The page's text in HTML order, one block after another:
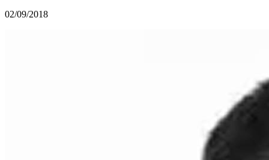
02/09/2018